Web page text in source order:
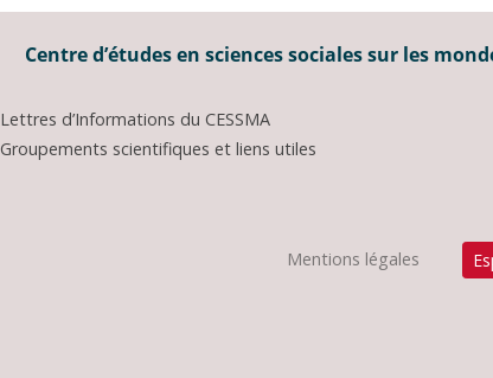
Centre d’études en sciences sociales sur les
Lettres d’Informations du CESSMA
Groupements scientifiques et liens utiles
Mentions légales